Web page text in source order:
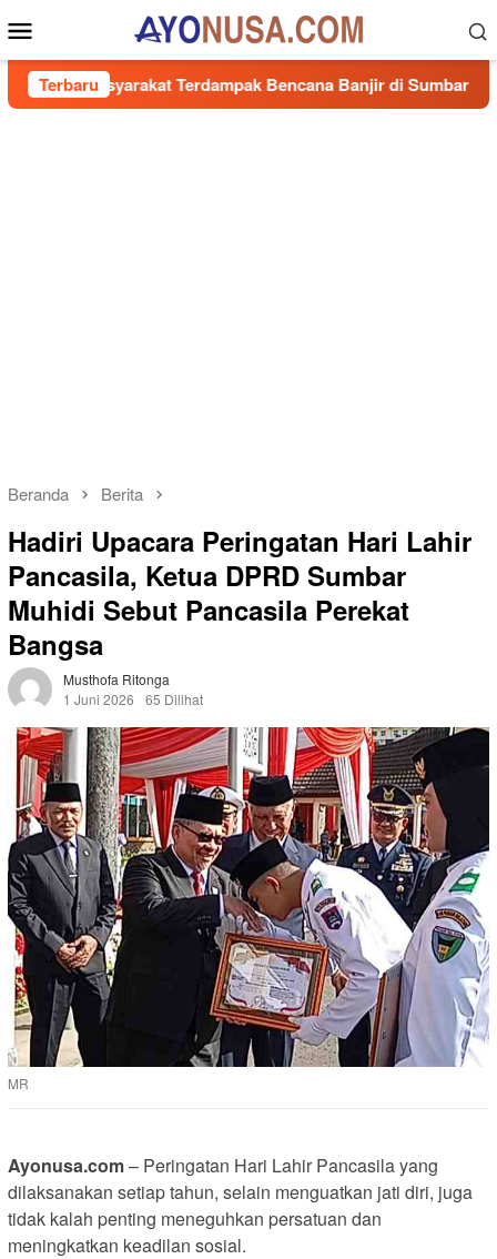
ke
kontenMobile
Terbaru
Terdampak Bencana Banjir di Sumbar Senator RI
Beranda Berita
Hadiri Upacara Peringatan Hari Lahir
Pancasila, Ketua DPRD Sumbar
Muhidi Sebut Pancasila Perekat
Bangsa
Musthofa Ritonga
1 Juni 2026
65 Dilihat
MR
Ayonusa.com– Peringatan Hari Lahir Pancasila yang
dilaksanakan setiap tahun, selain menguatkan jati diri, juga
tidak kalah penting meneguhkan persatuan dan
meningkatkan keadilan sosial.